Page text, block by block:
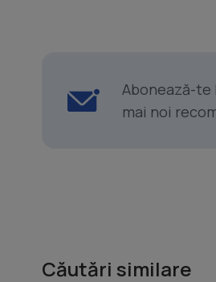
Abonează-te
mai noi
Căutări similare